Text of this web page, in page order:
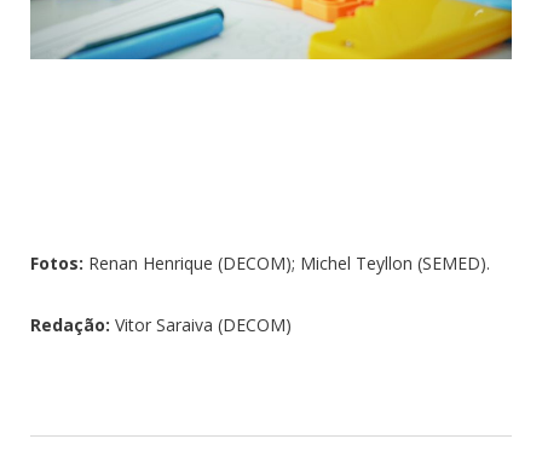
Fotos: Renan Henrique (DECOM); Michel Teyllon (SEMED).
Redação: Vitor Saraiva (DECOM)